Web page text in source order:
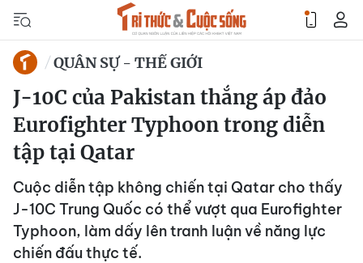
QUÂN SỰ - THẾ GIỚI
J-10C của Pakistan thắng áp đảo
Eurofighter Typhoon trong diễn
tập tại Qatar
Cuộc diễn tập không chiến tại Qatar cho thấy
J-10C Trung Quốc có thể vượt qua Eurofighter
Typhoon, làm dấy lên tranh luận về năng lực
chiến đấu thực tế.